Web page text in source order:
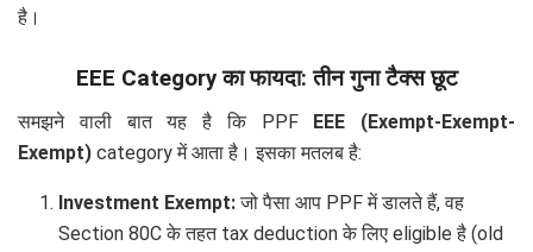
है।
EEE Category का फायदा: तीन गुना टैक्स छूट
समझने वाली बात यह है कि PPF EEE (Exempt-Exempt-
Exempt) category में आता है। इसका मतलब है:
Investment Exempt:जो पैसा आप PPF में डालते हैं, वह
Section 80C के तहत tax deduction के लिए eligible है (old